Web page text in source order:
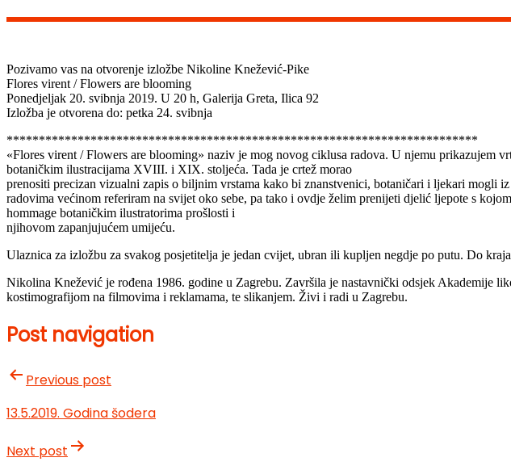
Pozivamo vas na otvorenje izložbe Nikoline Knežević-Pike
Flores virent / Flowers are blooming
Ponedjeljak 20. svibnja 2019. U 20 h, Galerija Greta, Ilica 92
Izložba je otvorena do: petka 24. svibnja
*************************************************************************
«Flores virent / Flowers are blooming» naziv je mog novog ciklusa radova. U njemu prikazujem
botaničkim ilustracijama XVIII. i XIX. stoljeća. Tada je crtež morao
prenositi precizan vizualni zapis o biljnim vrstama kako bi znanstvenici, botaničari i ljekari mogli
radovima većinom referiram na svijet oko sebe, pa tako i ovdje želim prenijeti djelić ljepote s
hommage botaničkim ilustratorima prošlosti i
njihovom zapanjujućem umijeću.
Ulaznica za izložbu za svakog posjetitelja je jedan cvijet, ubran ili kupljen negdje po putu. Do
Nikolina Knežević je rođena 1986. godine u Zagrebu. Završila je nastavnički odsjek Akademije
kostimografijom na filmovima i reklamama, te slikanjem. Živi i radi u Zagrebu.
Post navigation
Previous post
13.5.2019. Godina šodera
Next post